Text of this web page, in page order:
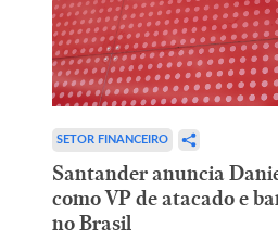
SETOR FINANCEIRO
Santander anuncia
como VP de atacado e
no Brasil